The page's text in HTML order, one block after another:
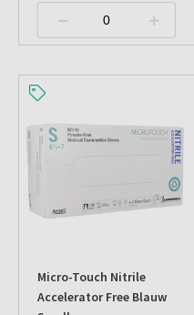
Micro-Touch Nitrile
Accelerator Free Blauw